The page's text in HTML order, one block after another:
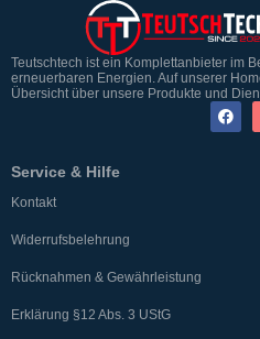
Teutschtech ist ein Komplettanbieter im
erneuerbaren Energien. Auf unserer
Übersicht über unsere Produkte und
Service & Hilfe
Kontakt
Widerrufsbelehrung
Rücknahmen & Gewährleistung
Erklärung §12 Abs. 3 UStG